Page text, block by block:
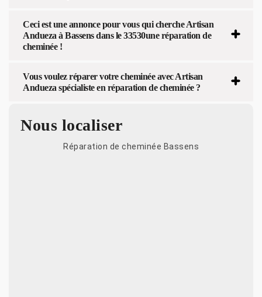
Ceci est une annonce pour vous qui cherche Artisan
Andueza à Bassens dans le 33530une réparation de
cheminée !
Vous voulez réparer votre cheminée avec Artisan
Andueza spécialiste en réparation de cheminée ?
Nous localiser
Réparation de cheminée Bassens